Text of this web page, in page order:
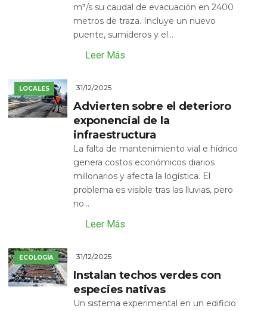
m³/s su caudal de evacuación en 2400
metros de traza. Incluye un nuevo
puente, sumideros y el...
Leer Más
LOCALES 31/12/2025
Advierten sobre el deterioro
exponencial de la
infraestructura
La falta de mantenimiento vial e hídrico
genera costos económicos diarios
millonarios y afecta la logística. El
problema es visible tras las lluvias, pero
no...
Leer Más
ECOLOGÍA 31/12/2025
Instalan techos verdes con
especies nativas
Un sistema experimental en un edificio